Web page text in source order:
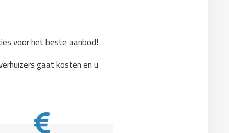
voor het beste aanbod!
gaat kosten en u